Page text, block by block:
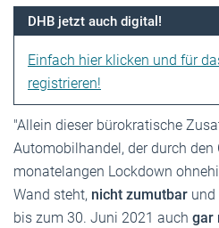
DHB jetzt auch digital!
Einfach hier klicken und für
registrieren!
"Allein dieser bürokratische
Automobilhandel, der durch den
monatelangen Lockdown
Wand steht, nicht zumutbar und
bis zum 30. Juni 2021 auch gar